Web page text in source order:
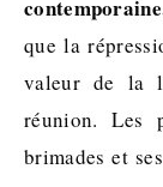
que la
valeur de la
réunion. Les
brimades et